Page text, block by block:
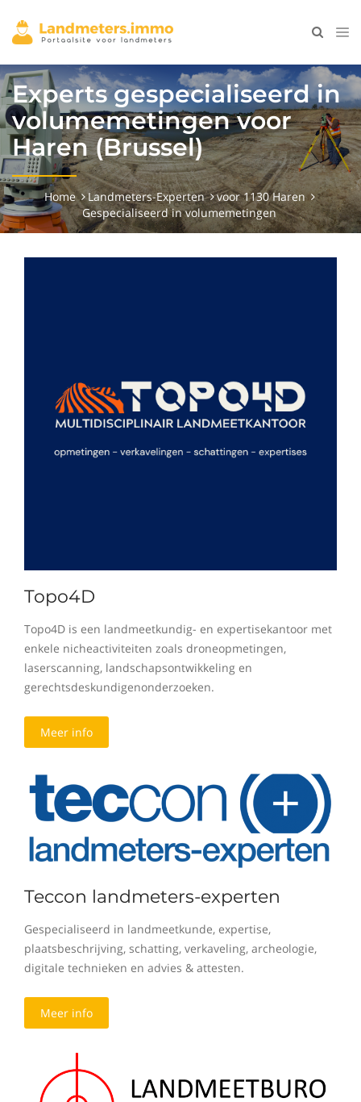
Experts gespecialiseerd in
volumemetingen voor
Haren (Brussel)
Home Landmeters-Experten
voor 1130 Haren
Gespecialiseerd in volumemetingen
Topo4D
Topo4D is een landmeetkundig- en expertisekantoor met
enkele nicheactiviteiten zoals droneopmetingen,
laserscanning, landschapsontwikkeling en
gerechtsdeskundigenonderzoeken.
Meer info
Teccon landmeters-experten
Gespecialiseerd in landmeetkunde, expertise,
plaatsbeschrijving, schatting, verkaveling, archeologie,
digitale technieken en advies & attesten.
Meer info